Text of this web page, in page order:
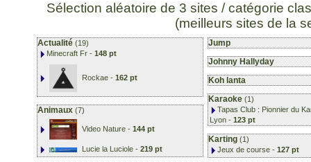
Sélection aléatoire de 3 sites / catégorie
(meilleurs sites de la
Actualité (19)
Minecraft Fr - 148 pt
Rockae - 162 pt
Animaux (7)
Video Nature - 144 pt
Lucie la Luciole - 219 pt
Jump
Johnny Hallyday
Koh lanta
Karaoke (1)
Tapas Club : Pionnier du
Lyon - 123 pt
Karting (1)
Jeux de course - 127 pt